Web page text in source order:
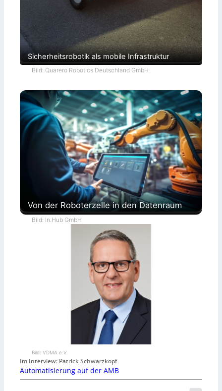
Sicherheitsrobotik als mobile Infrastruktur
Bild: Quarero Robotics Deutschland GmbH
Von der Roboterzelle in den Datenraum
Bild: In.Hub GmbH
Bild: VDMA e.V.
Im Interview: Patrick Schwarzkopf
Automatisierung auf der AMB